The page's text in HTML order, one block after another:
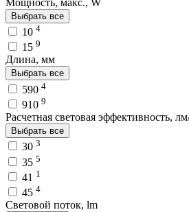
Выбрать все
10 4
15 9
Длина, мм
Выбрать все
590 4
910 9
Расчетная световая эффективность,
Выбрать все
30 3
35 5
41 1
45 4
Световой поток, lm